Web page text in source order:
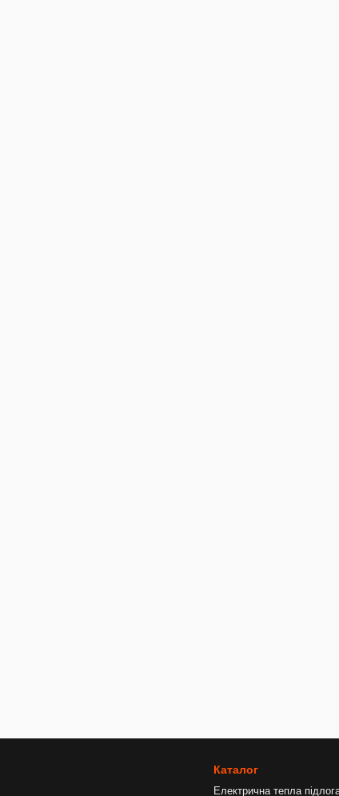
Каталог
Електрична тепла